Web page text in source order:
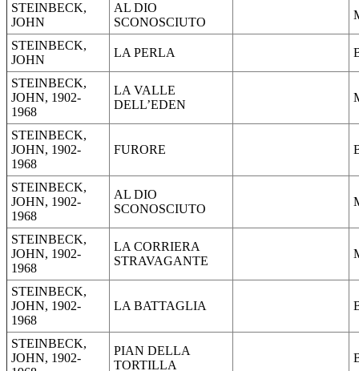
STEINBECK,
JOHN
AL DIO
SCONOSCIUTO
STEINBECK,
JOHN
LA PERLA
STEINBECK,
JOHN, 1902-
1968
LA VALLE
DELL’EDEN
STEINBECK,
JOHN, 1902-
1968
FURORE
STEINBECK,
JOHN, 1902-
1968
AL DIO
SCONOSCIUTO
STEINBECK,
JOHN, 1902-
1968
LA CORRIERA
STRAVAGANTE
STEINBECK,
JOHN, 1902-
1968
LA BATTAGLIA
STEINBECK,
JOHN, 1902-
PIAN DELLA
TORTILLA